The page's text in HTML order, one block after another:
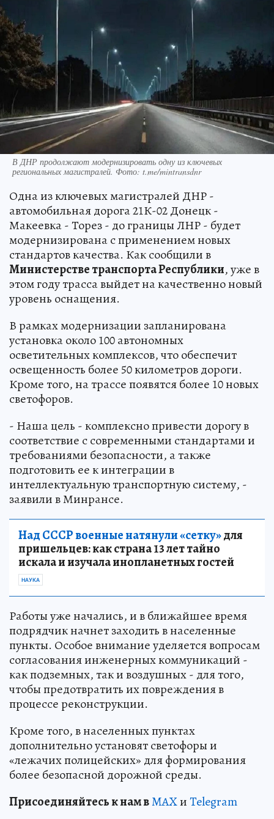
В ДНР продолжают модернизировать одну из ключевых
региональных магистралей. Фото: t.me/mintransdnr
Одна из ключевых магистралей ДНР -
автомобильная дорога 21К-02 Донецк -
Макеевка - Торез - до границы ЛНР - будет
модернизирована с применением новых
стандартов качества. Как сообщили в
Министерстве транспорта Республики, уже в
этом году трасса выйдет на качественно новый
уровень оснащения.
В рамках модернизации запланирована
установка около 100 автономных
осветительных комплексов, что обеспечит
освещенность более 50 километров дороги.
Кроме того, на трассе появятся более 10 новых
светофоров.
- Наша цель - комплексно привести дорогу в
соответствие с современными стандартами и
требованиями безопасности, а также
подготовить ее к интеграции в
интеллектуальную транспортную систему, -
заявили в Минрансе.
Над СССР военные натянули «сетку»для
пришельцев: как страна 13 лет тайно
искала и изучала инопланетных гостей
НАУКА
Работы уже начались, и в ближайшее время
подрядчик начнет заходить в населенные
пункты. Особое внимание уделяется вопросам
согласования инженерных коммуникаций -
как подземных, так и воздушных - для того,
чтобы предотвратить их повреждения в
процессе реконструкции.
Кроме того, в населенных пунктах
дополнительно установят светофоры и
«лежачих полицейских» для формирования
более безопасной дорожной среды.
Присоединяйтесь к нам вMAXиTelegram